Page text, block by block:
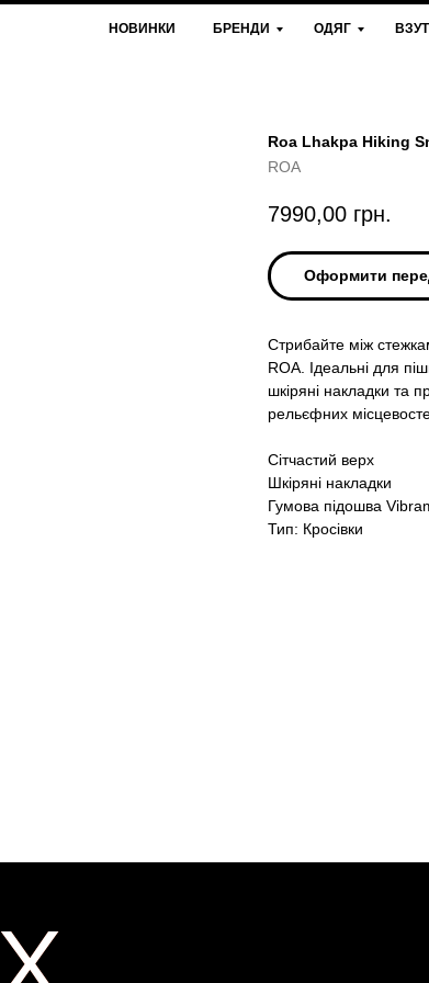
НОВИНКИ БРЕНДИ ОДЯГ
Roa Lhakpa Hiking
ROA
7990,00 грн.
Оформити
Стрибайте між
ROA. Ідеальні для
шкіряні накладки та
рельєфних
Сітчастий верх
Шкіряні накладки
Гумова підошва
Тип: Кросівки